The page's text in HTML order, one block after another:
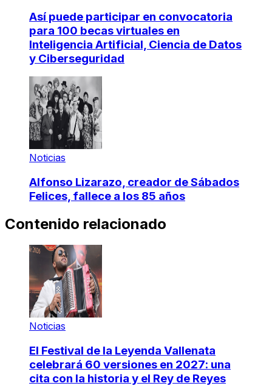
Así puede participar en convocatoria
para 100 becas virtuales en
Inteligencia Artificial, Ciencia de Datos
y Ciberseguridad
Noticias
Alfonso Lizarazo, creador de Sábados
Felices, fallece a los 85 años
Contenido relacionado
Noticias
El Festival de la Leyenda Vallenata
celebrará 60 versiones en 2027: una
cita con la historia y el Rey de Reyes